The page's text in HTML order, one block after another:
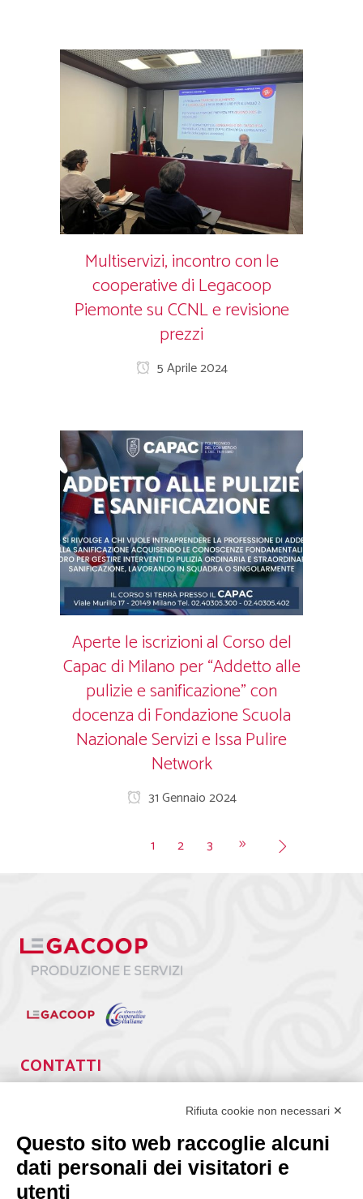
Multiservizi, incontro con le
cooperative di Legacoop
Piemonte su CCNL e revisione
prezzi
5 Aprile 2024
Aperte le iscrizioni al Corso del
Capac di Milano per “Addetto alle
pulizie e sanificazione” con
docenza di Fondazione Scuola
Nazionale Servizi e Issa Pulire
Network
31 Gennaio 2024
1 2 3
CONTATTI
segreteria@lps.coop
Rifiuta cookie non necessari ✕
Questo sito web raccoglie alcuni
dati personali dei visitatori e
utenti